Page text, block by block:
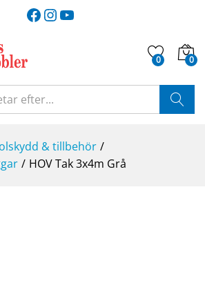
Facebook
Instagram
YouTube
0 0
& tillbehör /
/ HOV Tak 3x4m Grå